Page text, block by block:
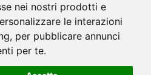
nei nostri prodotti e
le interazioni
, per pubblicare annunci
per te.